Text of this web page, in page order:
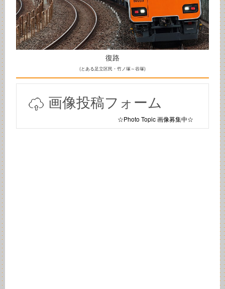
復路
(とある足立区民・竹ノ塚～谷塚)
画像投稿フォーム
☆Photo Topic 画像募集中☆